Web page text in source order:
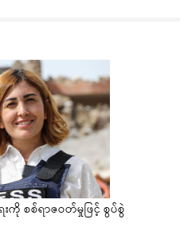
ကို စစ်ရာဇဝတ်မှုဖြင့် စွပ်စွဲ